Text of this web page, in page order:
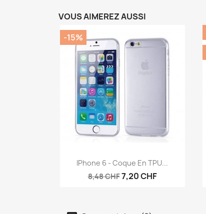
VOUS AIMEREZ AUSSI
 Aperçu rapide
IPhone 6 - Coque En TPU...
8,48 CHF7,20 CHF
-15%